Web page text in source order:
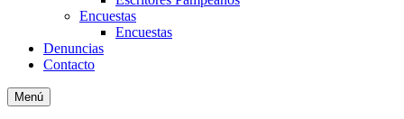
Encuestas
Encuestas
Denuncias
Contacto
Menú